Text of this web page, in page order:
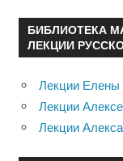
БИБЛИОТЕКА
ЛЕКЦИИ
Лекции Елены
Лекции
Лекции